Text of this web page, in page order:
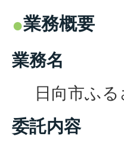
業務概要
業務名
日向市ふる
委託内容